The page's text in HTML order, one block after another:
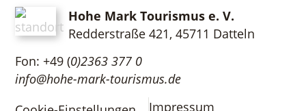
Hohe Mark Tourismus e. V.
Redderstraße 421, 45711 Datteln
Fon: +49 (0)2363 377 0
info@hohe-mark-tourismus.de
Impressum